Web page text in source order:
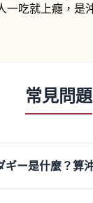
一吃就上癮，是
常見問題
ギー是什麼？算